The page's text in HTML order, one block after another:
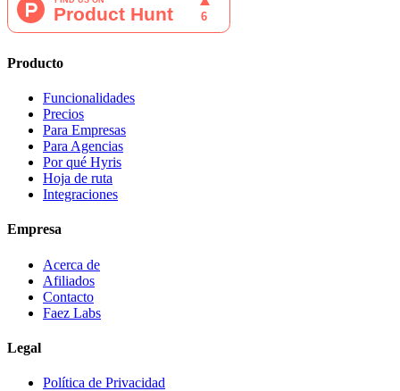
Producto
Funcionalidades
Precios
Para Empresas
Para Agencias
Por qué Hyris
Hoja de ruta
Integraciones
Empresa
Acerca de
Afiliados
Contacto
Faez Labs
Legal
Política de Privacidad